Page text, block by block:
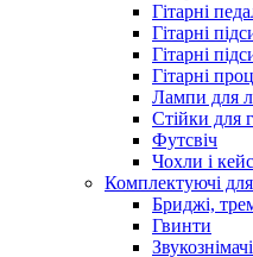
Гітарні
Гітарні
Гітарні
Гітарні
Лампи для
Стійки для
Футсвіч
Чохли і
Комплектуючі для
Бриджі,
Гвинти